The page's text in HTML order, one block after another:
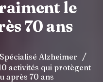
le
70 ans
Alzheimer /
activités qui protègent
après 70 ans